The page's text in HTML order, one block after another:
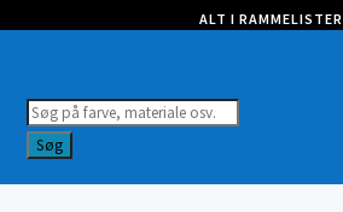
ALT I RAMMELISTER
Products
search
Søg